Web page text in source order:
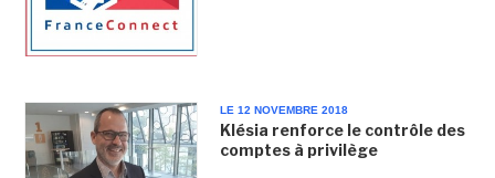
LE 12 NOVEMBRE 2018
Klésia renforce le contrôle des
comptes à privilège